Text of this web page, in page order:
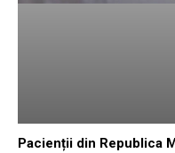
Pacienții din Republica